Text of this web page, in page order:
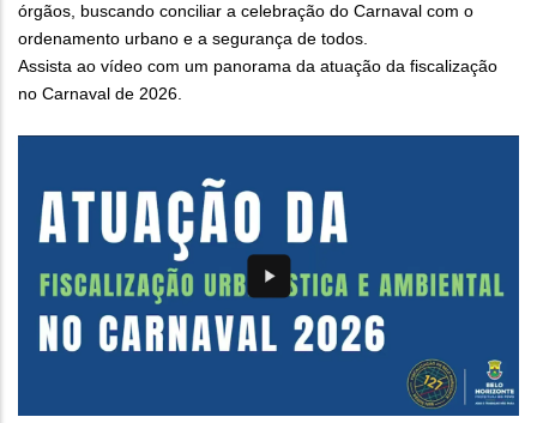
órgãos, buscando conciliar a celebração do Carnaval com o
ordenamento urbano e a segurança de todos.
Assista ao vídeo com um panorama da atuação da fiscalização
no Carnaval de 2026.